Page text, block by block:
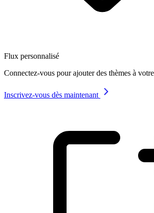
Flux personnalisé
Connectez-vous pour ajouter des thèmes à
Inscrivez-vous dès maintenant